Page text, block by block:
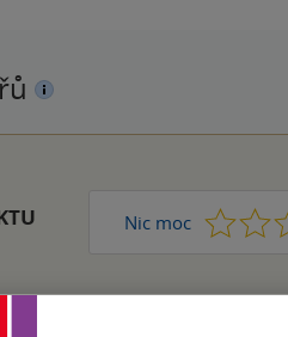
Nic moc 1 2 3 4